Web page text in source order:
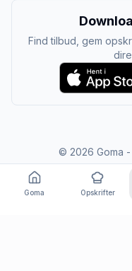
Find tilbud, gem
© 2026 Goma
Goma Opskrifter